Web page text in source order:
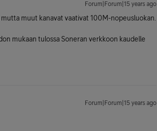
Forum|Forum|15 years ago
muut kanavat vaativat 100M-nopeusluokan.
mukaan tulossa Soneran verkkoon kaudelle
Forum|Forum|15 years ago